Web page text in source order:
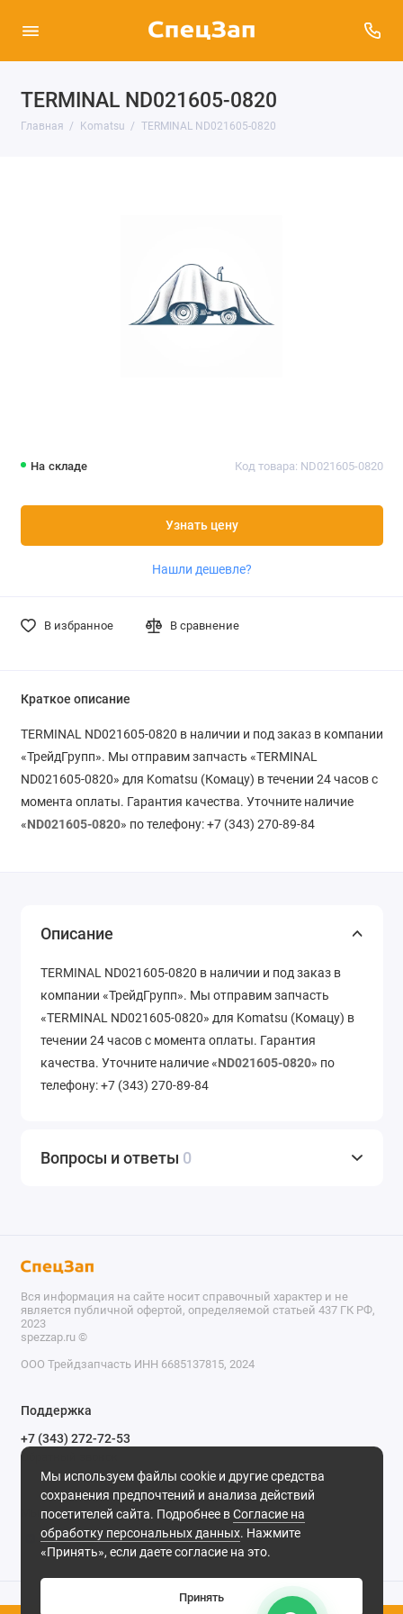
TERMINAL ND021605-0820
Главная Komatsu TERMINAL ND021605-0820
На складе Код товара: ND021605-0820
Узнать цену
Нашли дешевле?
В избранное В сравнение
Краткое описание
TERMINAL ND021605-0820 в наличии и под заказ в компании
«ТрейдГрупп». Мы отправим запчасть «TERMINAL
ND021605-0820» для Komatsu (Комацу) в течении 24 часов с
момента оплаты. Гарантия качества. Уточните наличие
«ND021605-0820» по телефону: +7 (343) 270-89-84
Описание
TERMINAL ND021605-0820 в наличии и под заказ в
компании «ТрейдГрупп». Мы отправим запчасть
«TERMINAL ND021605-0820» для Komatsu (Комацу) в
течении 24 часов с момента оплаты. Гарантия
качества. Уточните наличие «ND021605-0820» по
телефону: +7 (343) 270-89-84
Вопросы и ответы 0
Мы используем файлы cookie и другие средства
сохранения предпочтений и анализа действий
посетителей сайта. Подробнее вСогласие на
обработку персональных данных. Нажмите
«Принять», если даете согласие на это.
Принять
Вся информация на сайте носит справочный характер и не
является публичной офертой, определяемой статьей 437 ГК РФ,
2023
spezzap.ru ©️
ООО Трейдзапчасть ИНН 6685137815, 2024
Поддержка
+7 (343) 272-72-53
Обратный звонок
620030, г. Екатеринбург, ул. Карьерная, д. 14, оф. 14.
Мы в сети